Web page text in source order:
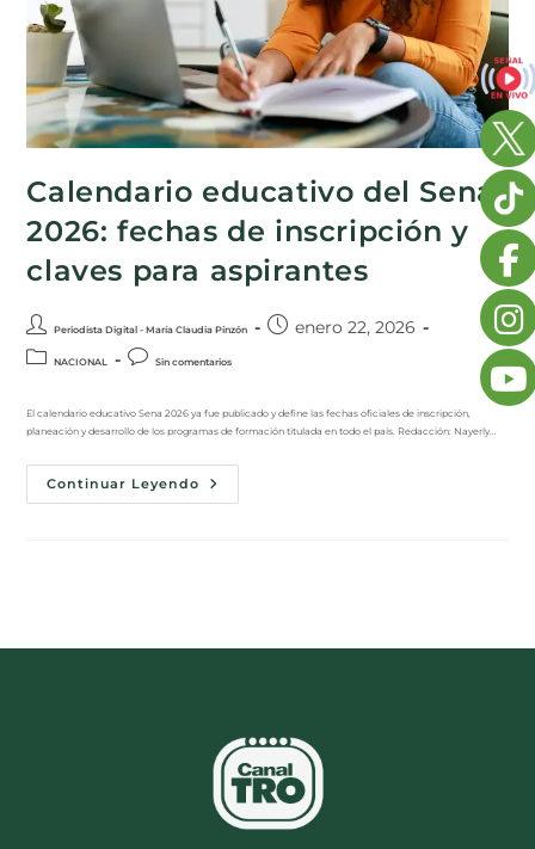
Calendario educativo del Sena
2026: fechas de inscripción y
claves para aspirantes
Periodista Digital - María Claudia Pinzón enero 22, 2026
NACIONAL Sin comentarios
El calendario educativo Sena 2026 ya fue publicado y define las fechas oficiales de inscripción,
planeación y desarrollo de los programas de formación titulada en todo el país. Redacción: Nayerly…
Continuar Leyendo